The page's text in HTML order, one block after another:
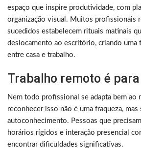
espaço que inspire produtividade, com
organização visual. Muitos profissionais
sucedidos estabelecem rituais matinais
deslocamento ao escritório, criando uma
entre casa e trabalho.
Trabalho remoto é
Nem todo profissional se adapta bem ao
reconhecer isso não é uma fraqueza, mas
autoconhecimento. Pessoas que
horários rígidos e interação presencial
encontrar dificuldades significativas.